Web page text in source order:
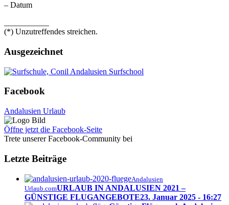
– Datum
(*) Unzutreffendes streichen.
Ausgezeichnet
Facebook
Andalusien Urlaub
Öffne jetzt die Facebook-Seite
Trete unserer Facebook-Community bei
Letzte Beiträge
Andalusien
Urlaub.comURLAUB IN ANDALUSIEN 2021 –
GÜNSTIGE FLUGANGEBOTE23. Januar 2025 - 16:27